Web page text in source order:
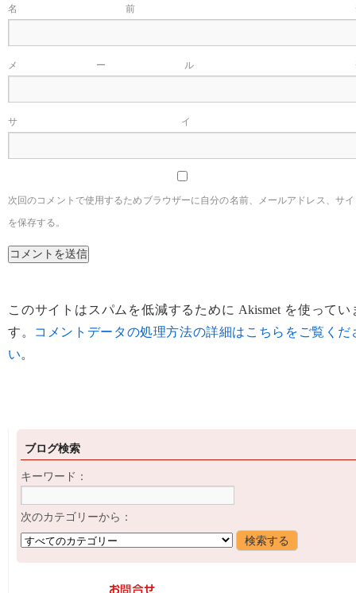
名前
メール
サイ
次回のコメントで使用するためブラウザーに自分の名前、メールアドレス、サ
を保存する。
このサイトはスパムを低減するために Akismet を使ってい
す。
コメントデータの処理方法の詳細はこちらをご覧くだ
い。
ブログ検索
キーワード：
次のカテゴリーから：